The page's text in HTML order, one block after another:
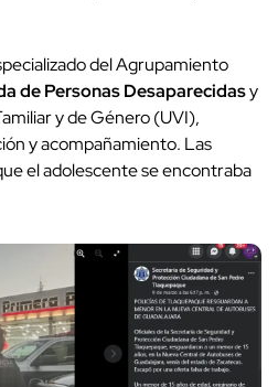
del Agrupamiento
de Personas Desaparecidasy
y de Género (UVI),
y acompañamiento. Las
el adolescente se encontraba